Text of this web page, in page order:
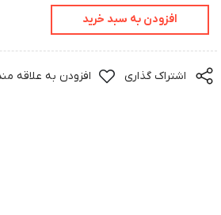
افزودن به سبد خرید
اشتراک گذاری افزودن به علاقه